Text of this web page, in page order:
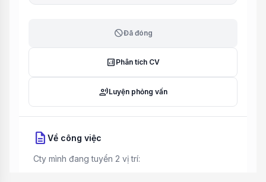
blockĐã đóng
analytics Phân tích CV
record_voice_overLuyện phỏng vấn
description Về công việc
Cty mình đang tuyển 2 vị trí: